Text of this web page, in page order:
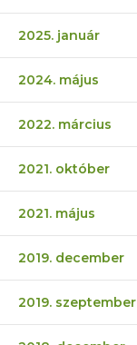
2025. január
2024. május
2022. március
2021. október
2021. május
2019. december
2019. szeptember